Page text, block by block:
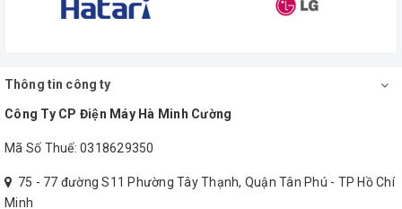
Thông tin công ty
Công Ty CP Điện Máy Hà Minh Cường
Mã Số Thuế: 0318629350
75 - 77 đường S11 Phường Tây Thạnh, Quận Tân Phú - TP Hồ Chí
Minh